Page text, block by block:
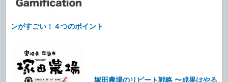
ンがすごい！４つのポイント
塚田農場のリピート戦略 〜成果はやる